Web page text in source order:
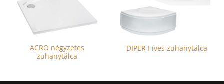
ACRO négyzetes
zuhanytálca
DIPER I íves zuhanytálca